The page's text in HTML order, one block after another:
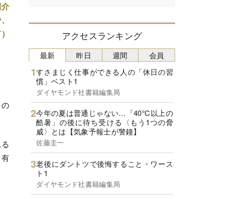
アクセスランキング
最新
すさまじく仕事ができる人の「休日の習
慣」ベスト1
ダイヤモンド社書籍編集局
今年の夏は普通じゃない…「40℃以上の
酷暑」の後に待ち受ける〈もう1つの脅
威〉とは【気象予報士が警鐘】
佐藤圭一
老後にダントツで後悔すること・ワース
ト1
ダイヤモンド社書籍編集局
昨日 週間 会員